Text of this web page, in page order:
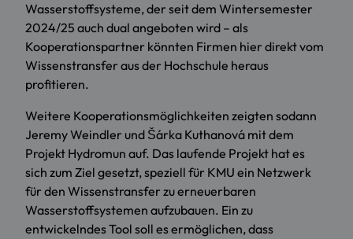
Wasserstoffsysteme, der seit dem Wintersemester
2024/25 auch dual angeboten wird – als
Kooperationspartner könnten Firmen hier direkt vom
Wissenstransfer aus der Hochschule heraus
profitieren.
Weitere Kooperationsmöglichkeiten zeigten sodann
Jeremy Weindler und Šárka Kuthanová mit dem
Projekt Hydromun auf. Das laufende Projekt hat es
sich zum Ziel gesetzt, speziell für KMU ein Netzwerk
für den Wissenstransfer zu erneuerbaren
Wasserstoffsystemen aufzubauen. Ein zu
entwickelndes Tool soll es ermöglichen, dass